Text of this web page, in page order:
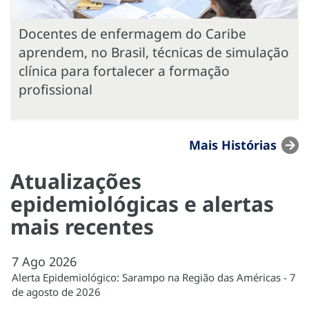
Docentes de enfermagem do Caribe
aprendem, no Brasil, técnicas de simulação
clínica para fortalecer a formação
profissional
Mais Histórias
Atualizações
epidemiológicas e alertas
mais recentes
7 Ago 2026
Alerta Epidemiológico: Sarampo na Região das Américas - 7
de agosto de 2026